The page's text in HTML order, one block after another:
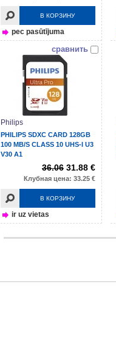
В КОРЗИНУ
pec pasūtījuma
сравнить
Philips
PHILIPS SDXC CARD 128GB
100 MB/S CLASS 10 UHS-I U3
V30 A1
36.06 31.88 €
Клубная цена: 33.25 €
В КОРЗИНУ
ir uz vietas